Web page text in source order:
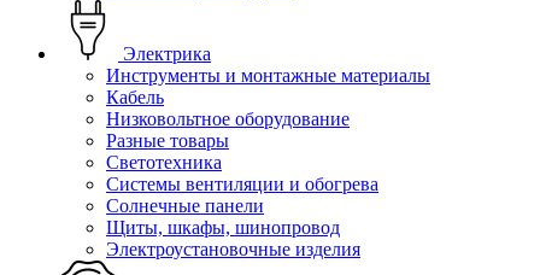
Электрика
Инструменты и монтажные материалы
Кабель
Низковольтное оборудование
Разные товары
Светотехника
Системы вентиляции и обогрева
Солнечные панели
Щиты, шкафы, шинопровод
Электроустановочные изделия